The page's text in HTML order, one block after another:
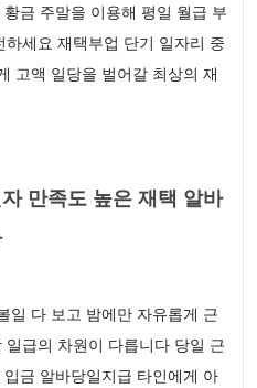
금 주말을 이용해 평일 월급 부
세요 재택부업 단기 일자리 중
고액 일당을 벌어갈 최상의 재
만족도 높은 재택 알바
일 다 보고 밤에만 자유롭게 근
급의 차원이 다릅니다 당일 근
금 알바당일지급 타인에게 아